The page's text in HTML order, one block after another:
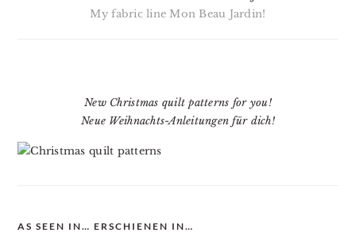
My fabric line Mon Beau Jardin!
New Christmas quilt patterns for you!
Neue Weihnachts-Anleitungen für dich!
AS SEEN IN… ERSCHIENEN IN…